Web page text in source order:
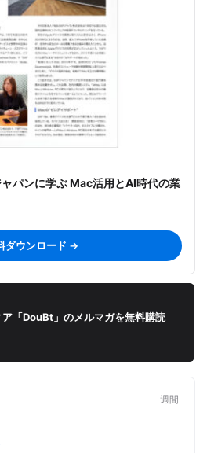
ャパンに学ぶ Mac活用とAI時代の業
ダウンロード →
「DouBt」のメルマガを無料購読
週間